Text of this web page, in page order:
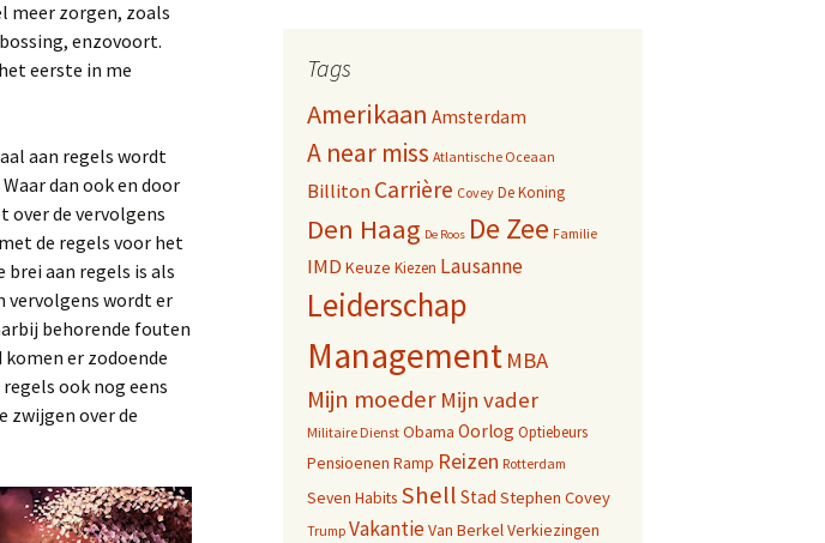
meer zorgen, zoals
enzovoort.
eerste in me
aan regels wordt
dan ook en door
over de vervolgens
de regels voor het
aan regels is als
vervolgens wordt er
behorende fouten
er zodoende
ook nog eens
zwijgen over de
Tags
Amerikaan Amsterdam
A near miss Atlantische Oceaan
BillitonCarrière Covey De Koning
Den Haag De Roos De Zee Familie
IMD Keuze Kiezen Lausanne
Leiderschap
Management MBA
Mijn moeder Mijn vader
Militaire Dienst Obama Oorlog Optiebeurs
Pensioenen Ramp Reizen Rotterdam
Seven Habits Shell Stad Stephen Covey
Trump VakantieVan BerkelVerkiezingen